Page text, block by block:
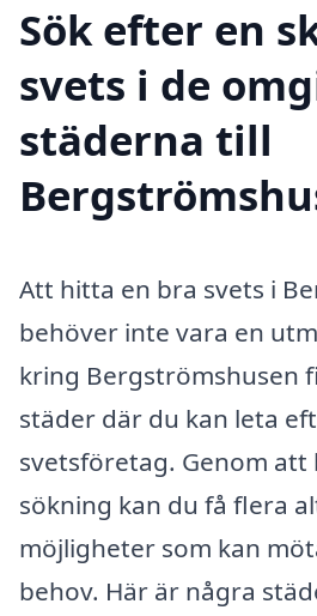
Sök efter en
svets i de
städerna till
Att hitta en bra svets i
behöver inte vara en
kring Bergströmshusen
städer där du kan leta
svetsföretag. Genom att
sökning kan du få flera
möjligheter som kan
behov. Här är några